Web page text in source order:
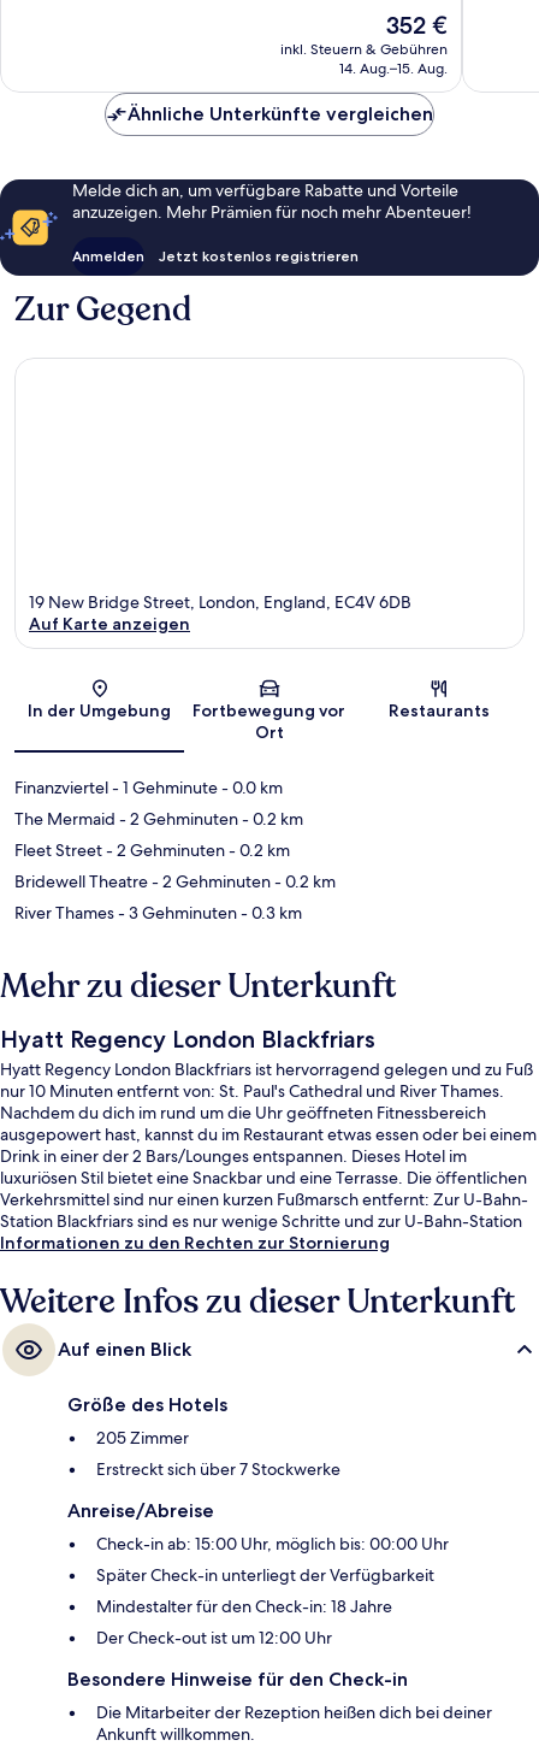
Der
Preis
beträgt
352 €
inkl. Steuern & Gebühren
14. Aug.–15. Aug.
Ähnliche Unterkünfte vergleichen
Melde dich an, um verfügbare Rabatte und Vorteile
anzuzeigen. Mehr Prämien für noch mehr Abenteuer!
Anmelden Jetzt kostenlos registrieren
Zur Gegend
Karte
19 New Bridge Street, London, England, EC4V 6DB
Auf Karte anzeigen
In der Umgebung
Fortbewegung vor
Ort
Restaurants
Finanzviertel- 1 Gehminute- 0.0 km
The Mermaid - 2 Gehminuten- 0.2 km
Fleet Street- 2 Gehminuten- 0.2 km
Bridewell Theatre- 2 Gehminuten- 0.2 km
River Thames- 3 Gehminuten- 0.3 km
Mehr zu dieser Unterkunft
Hyatt Regency London Blackfriars
Hyatt Regency London Blackfriars ist hervorragend gelegen und zu Fuß
nur 10 Minuten entfernt von: St. Paul's Cathedral und River Thames.
Nachdem du dich im rund um die Uhr geöffneten Fitnessbereich
ausgepowert hast, kannst du im Restaurant etwas essen oder bei einem
Drink in einer der 2 Bars/Lounges entspannen. Dieses Hotel im
luxuriösen Stil bietet eine Snackbar und eine Terrasse. Die öffentlichen
Verkehrsmittel sind nur einen kurzen Fußmarsch entfernt: Zur U-Bahn-
Station Blackfriars sind es nur wenige Schritte und zur U-Bahn-Station
Farringdon 4 Minuten.
Informationen zu den Rechten zur Stornierung
Weitere Infos zu dieser Unterkunft
Auf einen Blick
Größe des Hotels
205 Zimmer
Erstreckt sich über 7 Stockwerke
Anreise/Abreise
Check-in ab: 15:00 Uhr, möglich bis: 00:00 Uhr
Später Check-in unterliegt der Verfügbarkeit
Mindestalter für den Check-in: 18 Jahre
Der Check-out ist um 12:00 Uhr
Besondere Hinweise für den Check-in
Die Mitarbeiter der Rezeption heißen dich bei deiner
Ankunft willkommen.